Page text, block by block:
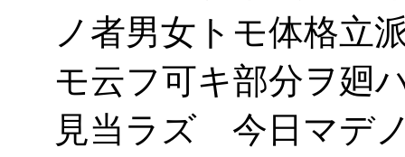
ノ者男女トモ体格立
モ云フ可キ部分ヲ廻
見当ラズ 今日マデ